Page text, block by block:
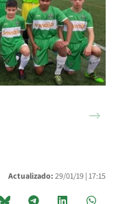
Actualizado: 29/01/19 | 17:15